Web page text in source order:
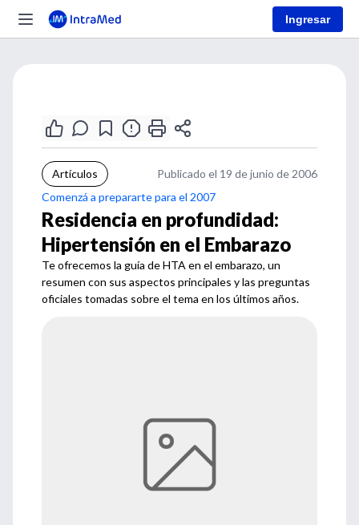
Ingresar
Artículos
Publicado el 19 de junio de 2006
Comenzá a prepararte para el 2007
Residencia en profundidad:
Hipertensión en el Embarazo
Te ofrecemos la guía de HTA en el embarazo, un
resumen con sus aspectos principales y las preguntas
oficiales tomadas sobre el tema en los últimos años.